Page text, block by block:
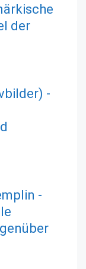
der
-
-